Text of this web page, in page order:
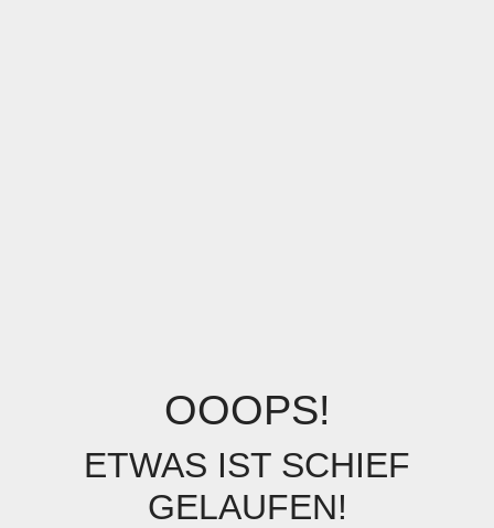
OOOPS!
ETWAS IST SCHIEF
GELAUFEN!